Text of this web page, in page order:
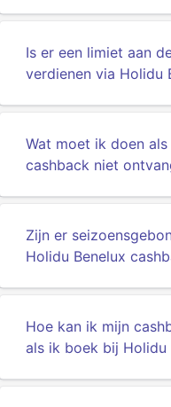
Is er een limiet aan
verdienen via Holidu
Wat moet ik doen
cashback niet
Zijn er
Holidu Benelux
Hoe kan ik mijn
als ik boek bij Holidu